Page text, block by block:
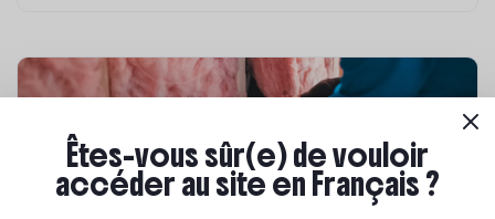
Êtes-vous sûr(e) de vouloir
accéder au site en Français ?